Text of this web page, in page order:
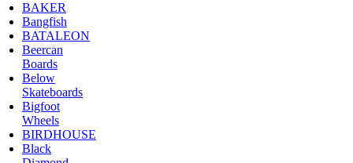
BAKER
Bangfish
BATALEON
Beercan
Boards
Below
Skateboards
Bigfoot
Wheels
BIRDHOUSE
Black